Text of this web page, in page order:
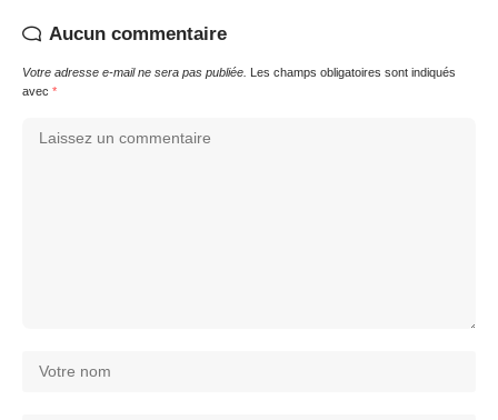
Aucun commentaire
Votre adresse e-mail ne sera pas publiée.
Les champs obligatoires sont indiqués
avec *